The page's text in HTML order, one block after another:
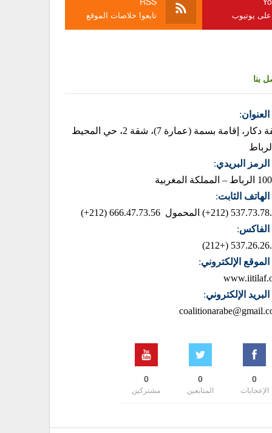
على يوتيوب تابعوا خلاصات الموقع
بنا
العنوان:
زنقة دكار، إقامة بسمة (عمارة 7)، شقة 2، حي المحيط
الرمز البريدي:
المغربية
الهاتف الثابت:
537.73.78.85
المحمول 666.47.73.56 (212+)
الفاكس:
537.26.26.42
الموقع الإلكتروني:
البريد الإلكتروني:
0
الإعجابات
0
المتابعين
0
مشتركين